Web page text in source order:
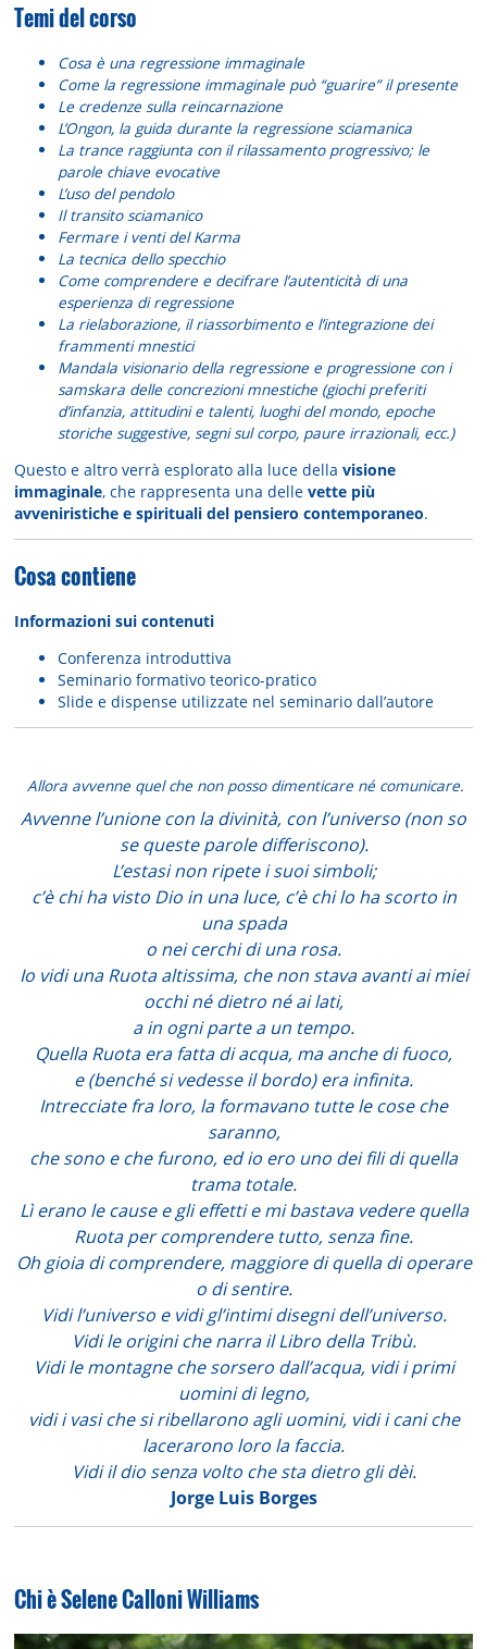
Temi del corso
Cosa è una regressione immaginale
Come la regressione immaginale può “guarire” il presente
Le credenze sulla reincarnazione
L’Ongon, la guida durante la regressione sciamanica
La trance raggiunta con il rilassamento progressivo; le
parole chiave evocative
L’uso del pendolo
Il transito sciamanico
Fermare i venti del Karma
La tecnica dello specchio
Come comprendere e decifrare l’autenticità di una
esperienza di regressione
La rielaborazione, il riassorbimento e l’integrazione dei
frammenti mnestici
Mandala visionario della regressione e progressione con i
samskara delle concrezioni mnestiche (giochi preferiti
d’infanzia, attitudini e talenti, luoghi del mondo, epoche
storiche suggestive, segni sul corpo, paure irrazionali, ecc.)
Questo e altro verrà esplorato alla luce della visione
immaginale, che rappresenta una dellevette più
avveniristiche e spirituali del pensiero contemporaneo.
Cosa contiene
Informazioni sui contenuti
Conferenza introduttiva
Seminario formativo teorico-pratico
Slide e dispense utilizzate nel seminario dall’autore
Allora avvenne quel che non posso dimenticare né comunicare.
Avvenne l’unione con la divinità, con l’universo (non so
se queste parole differiscono).
L’estasi non ripete i suoi simboli;
c’è chi ha visto Dio in una luce, c’è chi lo ha scorto in
una spada
o nei cerchi di una rosa.
Io vidi una Ruota altissima, che non stava avanti ai miei
occhi né dietro né ai lati,
a in ogni parte a un tempo.
Quella Ruota era fatta di acqua, ma anche di fuoco,
e (benché si vedesse il bordo) era infinita.
Intrecciate fra loro, la formavano tutte le cose che
saranno,
che sono e che furono, ed io ero uno dei fili di quella
trama totale.
Lì erano le cause e gli effetti e mi bastava vedere quella
Ruota per comprendere tutto, senza fine.
Oh gioia di comprendere, maggiore di quella di operare
o di sentire.
Vidi l’universo e vidi gl’intimi disegni dell’universo.
Vidi le origini che narra il Libro della Tribù.
Vidi le montagne che sorsero dall’acqua, vidi i primi
uomini di legno,
vidi i vasi che si ribellarono agli uomini, vidi i cani che
lacerarono loro la faccia.
Vidi il dio senza volto che sta dietro gli dèi.
Jorge Luis Borges
Chi è Selene Calloni Williams